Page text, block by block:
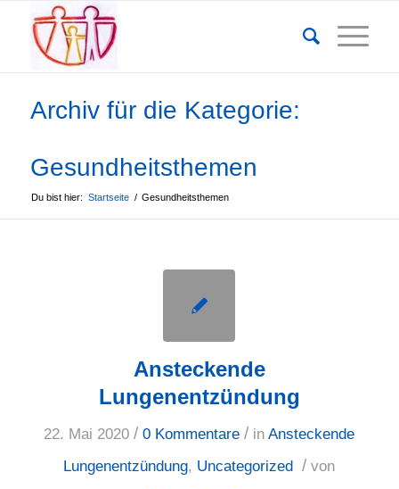
Archiv für die Kategorie:
Gesundheitsthemen
Du bist hier: Startseite / Gesundheitsthemen
Ansteckende
Lungenentzündung
22. Mai 2020 / 0 Kommentare / inAnsteckende
Lungenentzündung, Uncategorized / von